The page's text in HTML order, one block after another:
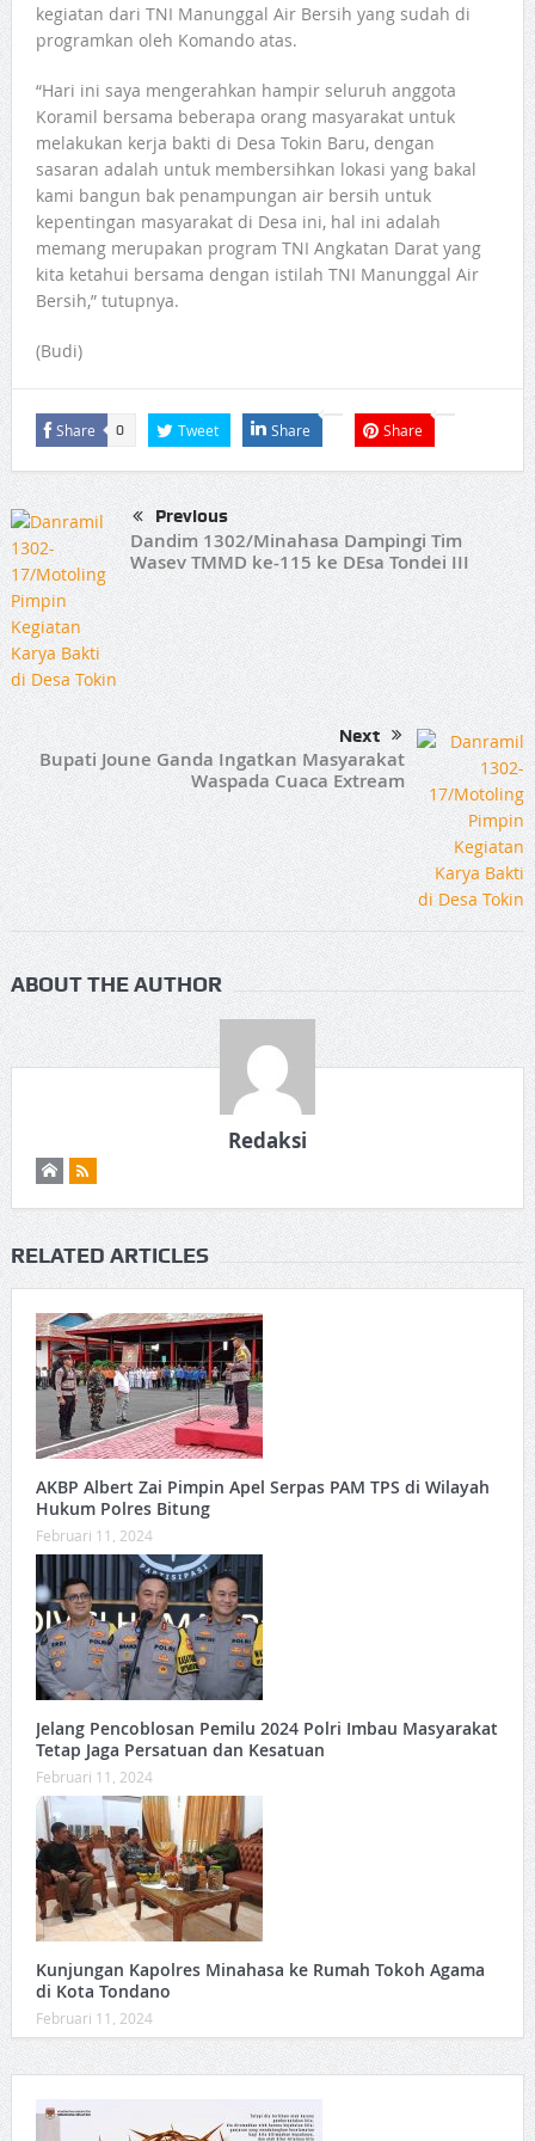
kegiatan dari TNI Manunggal Air Bersih yang sudah di
programkan oleh Komando atas.
“Hari ini saya mengerahkan hampir seluruh anggota
Koramil bersama beberapa orang masyarakat untuk
melakukan kerja bakti di Desa Tokin Baru, dengan
sasaran adalah untuk membersihkan lokasi yang bakal
kami bangun bak penampungan air bersih untuk
kepentingan masyarakat di Desa ini, hal ini adalah
memang merupakan program TNI Angkatan Darat yang
kita ketahui bersama dengan istilah TNI Manunggal Air
Bersih,” tutupnya.
(Budi)
Share 0 Tweet Share Share
Previous
Dandim 1302/Minahasa Dampingi Tim
Wasev TMMD ke-115 ke DEsa Tondei III
Next
Bupati Joune Ganda Ingatkan Masyarakat
Waspada Cuaca Extream
ABOUT THE AUTHOR
Redaksi
RELATED ARTICLES
AKBP Albert Zai Pimpin Apel Serpas PAM TPS di Wilayah
Hukum Polres Bitung
Februari 11, 2024
Jelang Pencoblosan Pemilu 2024 Polri Imbau Masyarakat
Tetap Jaga Persatuan dan Kesatuan
Februari 11, 2024
Kunjungan Kapolres Minahasa ke Rumah Tokoh Agama
di Kota Tondano
Februari 11, 2024